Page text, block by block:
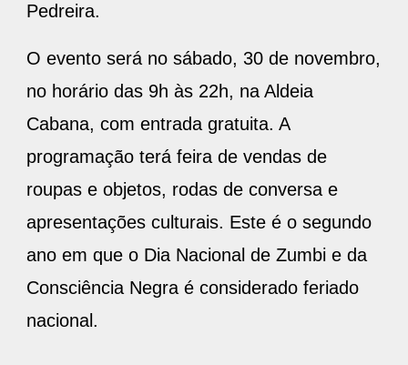
Pedreira.
O evento será no sábado, 30 de novembro,
no horário das 9h às 22h, na Aldeia
Cabana, com entrada gratuita. A
programação terá feira de vendas de
roupas e objetos, rodas de conversa e
apresentações culturais. Este é o segundo
ano em que o Dia Nacional de Zumbi e da
Consciência Negra é considerado feriado
nacional.